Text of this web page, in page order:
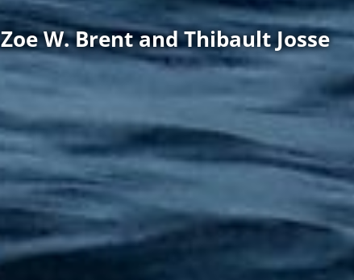
Zoe W. Brent and Thibault Josse